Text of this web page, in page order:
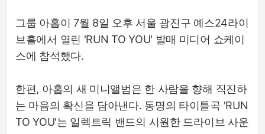
그룹 아홉이 7월 8일 오후 서울 광진구 예스24라이
브홀에서 열린 'RUN TO YOU' 발매 미디어 쇼케이
스에 참석했다.
한편, 아홉의 새 미니앨범은 한 사람을 향해 직진하
는 마음의 확신을 담아낸다. 동명의 타이틀곡 'RUN
TO YOU'는 일렉트릭 밴드의 시원한 드라이브 사운